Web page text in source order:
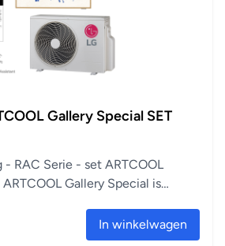
Gallery Special SET
RAC Serie - set ARTCOOL
Gallery Special is
In winkelwagen